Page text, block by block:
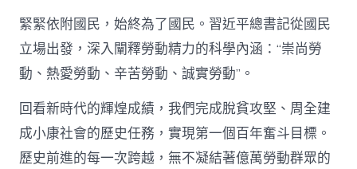
緊緊依附國民，始終為了國民。習近平總書記從國民
立場出發，深入闡釋勞動精力的科學內涵：“崇尚勞
動、熱愛勞動、辛苦勞動、誠實勞動”。
回看新時代的輝煌成績，我們完成脫貧攻堅、周全建
成小康社會的歷史任務，實現第一個百年奮斗目標。
歷史前進的每一次跨越，無不凝結著億萬勞動群眾的